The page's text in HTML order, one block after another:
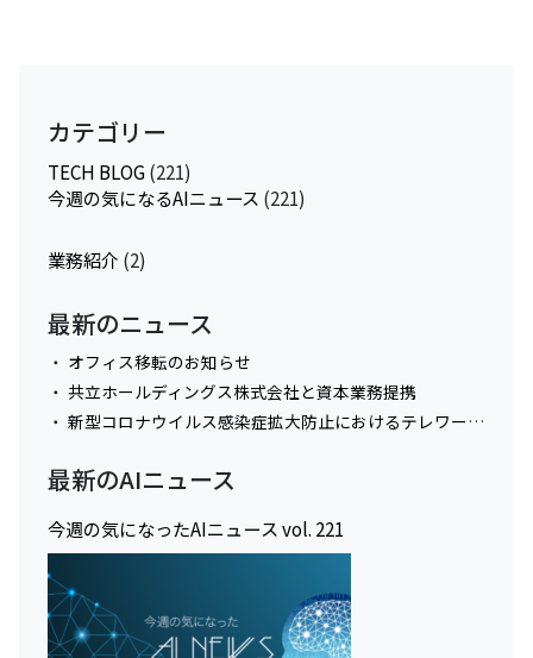
カテゴリー
TECH BLOG(221)
今週の気になるAIニュース (221)
業務紹介 (2)
最新のニュース
オフィス移転のお知らせ
共立ホールディングス株式会社と資本業務提携
新型コロナウイルス感染症拡大防止におけるテレワーク実施に関してのお知らせ
最新のAIニュース
今週の気になったAIニュース vol. 221